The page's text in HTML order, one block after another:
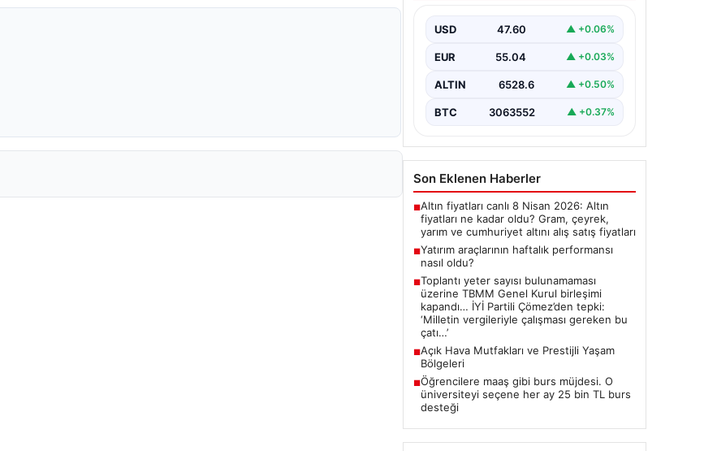
senetleri, haftalık bazda ortalama
yüzde 0,27 değer kaybederken,
altının…
USD 47.60 ▲ +0.06%
EUR 55.04 ▲ +0.03%
ALTIN 6528.6 ▲ +0.50%
BTC 3063552 ▲ +0.37%
Son Eklenen Haberler
■Altın fiyatları canlı 8 Nisan 2026: Altın
fiyatları ne kadar oldu? Gram, çeyrek,
yarım ve cumhuriyet altını alış satış fiyatları
■Yatırım araçlarının haftalık performansı
nasıl oldu?
■Toplantı yeter sayısı bulunamaması
üzerine TBMM Genel Kurul birleşimi
kapandı… İYİ Partili Çömez’den tepki:
‘Milletin vergileriyle çalışması gereken bu
çatı…’
■Açık Hava Mutfakları ve Prestijli Yaşam
Bölgeleri
■Öğrencilere maaş gibi burs müjdesi. O
üniversiteyi seçene her ay 25 bin TL burs
desteği